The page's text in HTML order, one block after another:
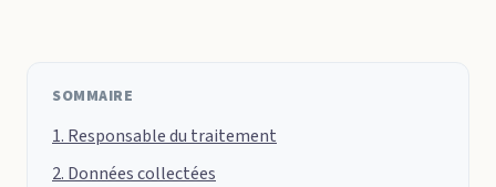
SOMMAIRE
1. Responsable du traitement
2. Données collectées